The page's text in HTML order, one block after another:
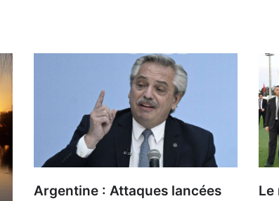
Argentine : Attaques lancées
Le